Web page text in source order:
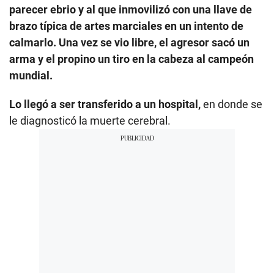
parecer ebrio y al que inmovilizó con una llave de
brazo típica de artes marciales en un intento de
calmarlo. Una vez se vio libre, el agresor sacó un
arma y el propino un tiro en la cabeza al campeón
mundial.
Lo llegó a ser transferido a un hospital,en donde se
le diagnosticó la muerte cerebral.